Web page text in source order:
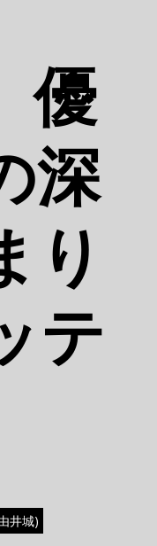
優
深
り
テ
井城)